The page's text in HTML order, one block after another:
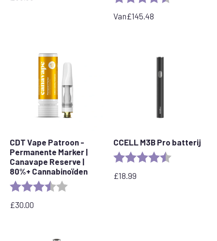
Van£145.48
CDT Vape Patroon -
Permanente Marker |
Canavape Reserve |
80%+ Cannabinoïden
Beoordeling:
£30.00
CCELL M3B Pro batterij
Beoordeling:
£18.99